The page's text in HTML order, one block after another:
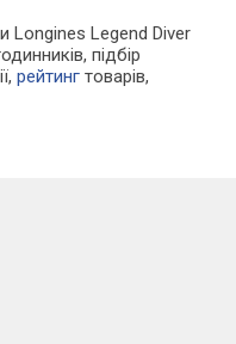
Longines Legend Diver
підбір
рейтинг товарів,